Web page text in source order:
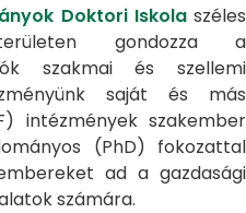
Doktori Iskolaszéles
gondozza a
szakmai és szellemi
saját és más
intézmények szakember
(PhD) fokozattal
ad a gazdasági
számára.